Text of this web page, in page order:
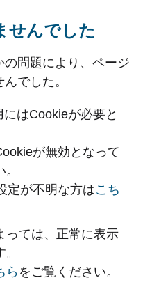
せんでした
問題により、ページ
でした。
はCookieが必要と
が無効となって
定が不明な方はこち
っては、正常に表示
らをご覧ください。